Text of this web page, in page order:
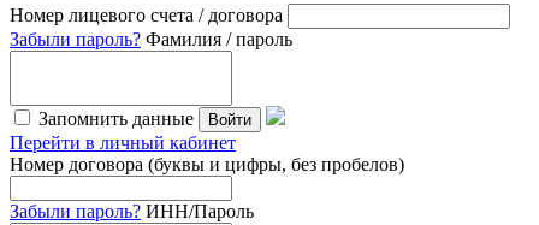
Номер лицевого счета / договора
Забыли пароль? Фамилия / пароль
Запомнить данные Войти
Перейти в личный кабинет
Номер договора (буквы и цифры, без пробелов)
Забыли пароль? ИНН/Пароль